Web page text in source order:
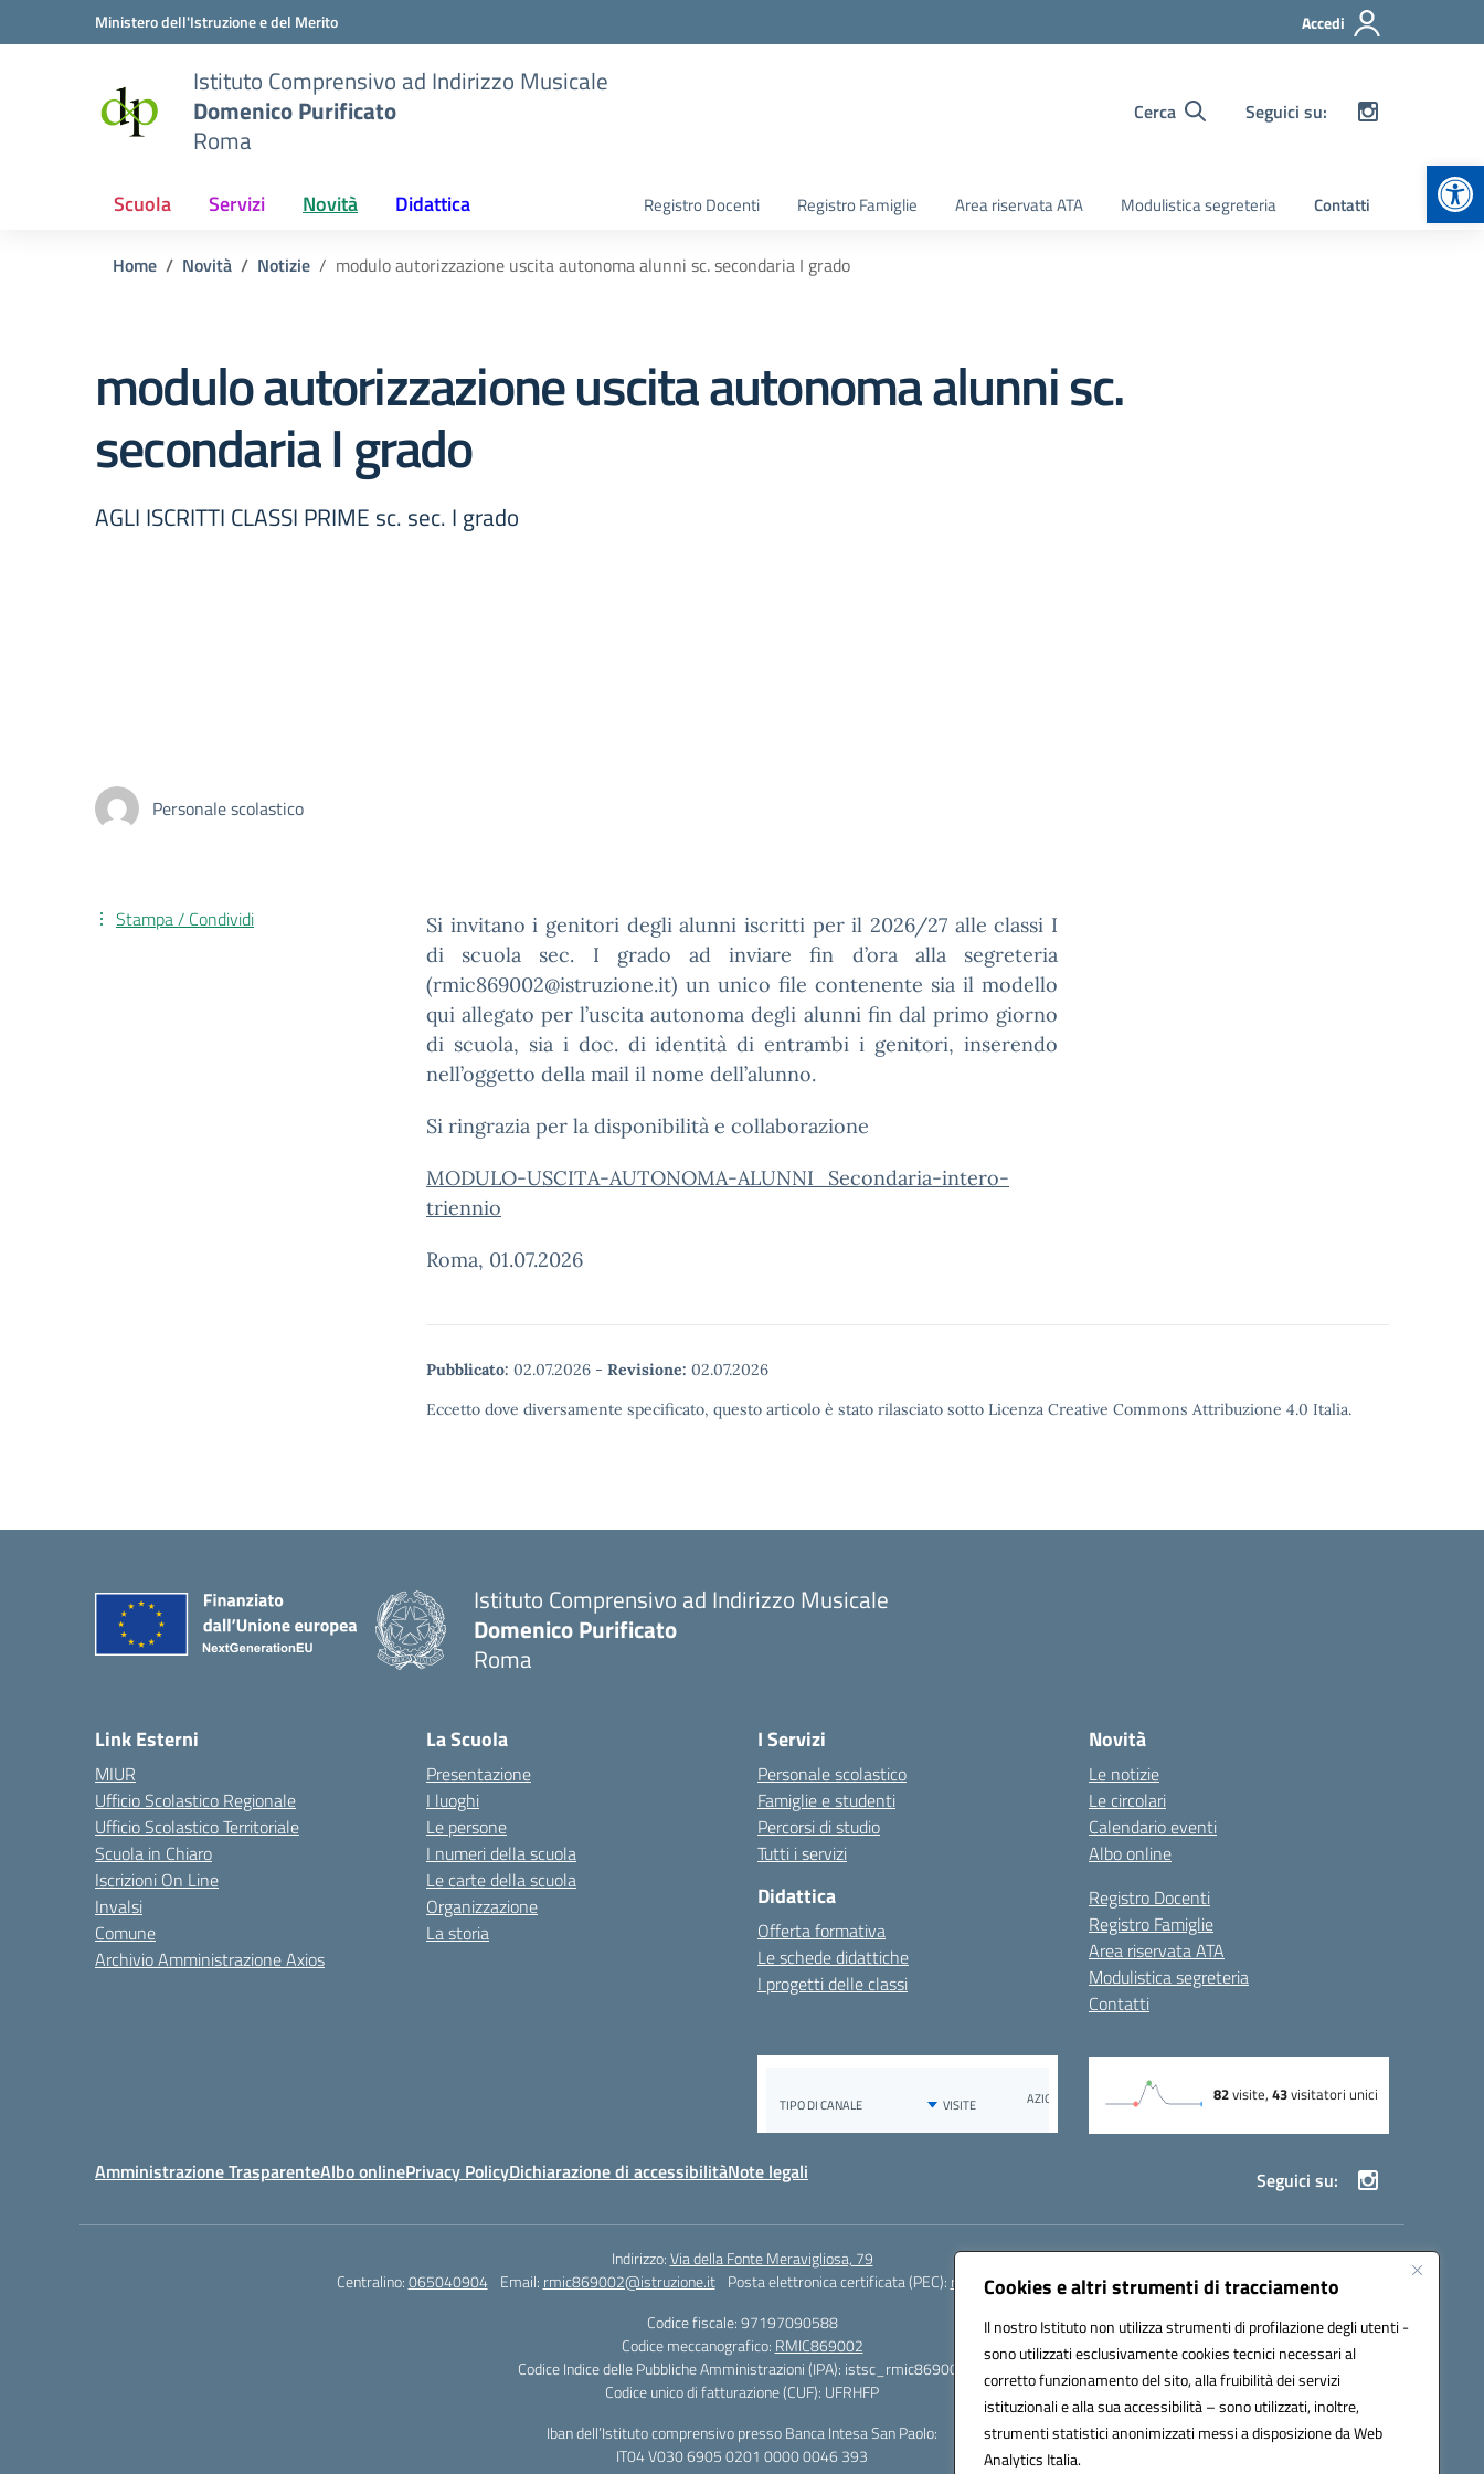
Cookies e altri strumenti di tracciamento
Il nostro Istituto non utilizza strumenti di profilazione degli utenti -
sono utilizzati esclusivamente cookies tecnici necessari al
corretto funzionamento del sito, alla fruibilità dei servizi
istituzionali e alla sua accessibilità – sono utilizzati, inoltre,
strumenti statistici anonimizzati messi a disposizione da Web
Analytics Italia.
Vai ai contenuti
Vai al menu di navigazioneMinistero dell'Istruzione e del Merito Accedi
Istituto Comprensivo ad Indirizzo Musicale
Domenico Purificato
Roma
Cerca Seguici su:
Scuola Servizi Novità Didattica Registro Docenti Registro Famiglie Area riservata ATA Modulistica segreteria Contatti
Home Novità Notizie modulo autorizzazione uscita autonoma alunni sc. secondaria I grado
modulo autorizzazione uscita autonoma alunni sc.
secondaria I grado
AGLI ISCRITTI CLASSI PRIME sc. sec. I grado
Personale scolastico
Si invitano i genitori degli alunni iscritti per il 2026/27 alle classi I
di scuola sec. I grado ad inviare fin d’ora alla segreteria
(rmic869002@istruzione.it) un unico file contenente sia il modello
qui allegato per l’uscita autonoma degli alunni fin dal primo giorno
di scuola, sia i doc. di identità di entrambi i genitori, inserendo
nell’oggetto della mail il nome dell’alunno.
Si ringrazia per la disponibilità e collaborazione
MODULO-USCITA-AUTONOMA-ALUNNI_Secondaria-intero-
triennio
Roma, 01.07.2026
Pubblicato: 02.07.2026 - Revisione: 02.07.2026
Eccetto dove diversamente specificato, questo articolo è stato rilasciato sotto Licenza Creative Commons Attribuzione 4.0 Italia.
Stampa / Condividi
Istituto Comprensivo ad Indirizzo Musicale
Domenico Purificato
Roma
Link Esterni
MIUR
Ufficio Scolastico Regionale
Ufficio Scolastico Territoriale
Scuola in Chiaro
Iscrizioni On Line
Invalsi
Comune
Archivio Amministrazione Axios
La Scuola
Presentazione
I luoghi
Le persone
I numeri della scuola
Le carte della scuola
Organizzazione
La storia
I Servizi
Personale scolastico
Famiglie e studenti
Percorsi di studio
Tutti i servizi
Didattica
Offerta formativa
Le schede didattiche
I progetti delle classi
Novità
Le notizie
Le circolari
Calendario eventi
Albo online
Registro Docenti
Registro Famiglie
Area riservata ATA
Modulistica segreteria
Contatti
Amministrazione TrasparenteAlbo onlinePrivacy PolicyDichiarazione di accessibilitàNote legali Seguici su:
Indirizzo:Via della Fonte Meravigliosa, 79
Centralino:065040904 Email: rmic869002@istruzione.it Posta elettronica certificata (PEC): rmic869002@pec.istruzione.it
Codice fiscale: 97197090588
Codice meccanografico: RMIC869002
Codice Indice delle Pubbliche Amministrazioni (IPA): istsc_rmic869002
Codice unico di fatturazione (CUF): UFRHFP
Iban dell’Istituto comprensivo presso Banca Intesa San Paolo:
IT04 V030 6905 0201 0000 0046 393